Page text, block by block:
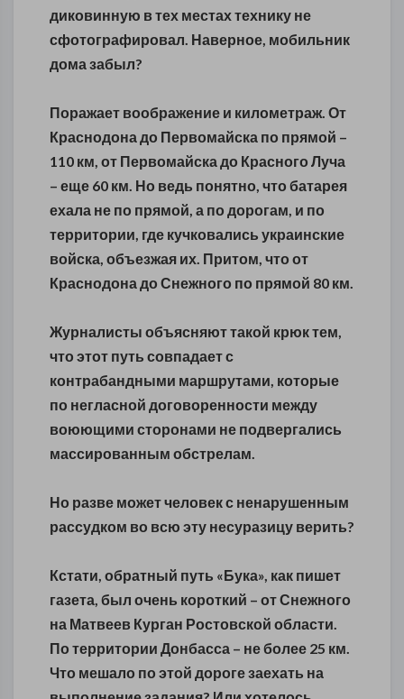
диковинную в тех местах технику не
сфотографировал. Наверное, мобильник
дома забыл?
Поражает воображение и километраж. От
Краснодона до Первомайска по прямой –
110 км, от Первомайска до Красного Луча
– еще 60 км. Но ведь понятно, что батарея
ехала не по прямой, а по дорогам, и по
территории, где кучковались украинские
войска, объезжая их. Притом, что от
Краснодона до Снежного по прямой 80 км.
Журналисты объясняют такой крюк тем,
что этот путь совпадает с
контрабандными маршрутами, которые
по негласной договоренности между
воюющими сторонами не подвергались
массированным обстрелам.
Но разве может человек с ненарушенным
рассудком во всю эту несуразицу верить?
Кстати, обратный путь «Бука», как пишет
газета, был очень короткий – от Снежного
на Матвеев Курган Ростовской области.
По территории Донбасса – не более 25 км.
Что мешало по этой дороге заехать на